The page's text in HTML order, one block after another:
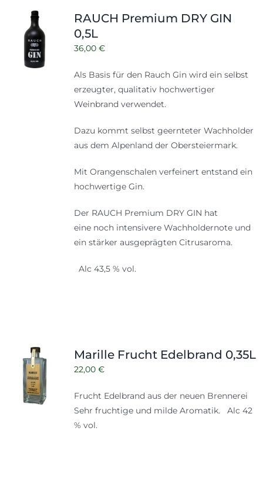
Tabak
Zubehör
RAUCH Premium DRY GIN
0,5L
36,00 €
Als Basis für den Rauch Gin wird ein selbst
erzeugter, qualitativ hochwertiger
Weinbrand verwendet.
Dazu kommt selbst geernteter Wachholder
aus dem Alpenland der Obersteiermark.
Mit Orangenschalen verfeinert entstand ein
hochwertige Gin.
Der RAUCH Premium DRY GIN hat
eine noch intensivere Wachholdernote und
ein stärker ausgeprägten Citrusaroma.
Alc 43,5 % vol.
Marille Frucht Edelbrand 0,35L
22,00 €
Frucht Edelbrand aus der neuen Brennerei
Sehr fruchtige und milde Aromatik. Alc 42
% vol.